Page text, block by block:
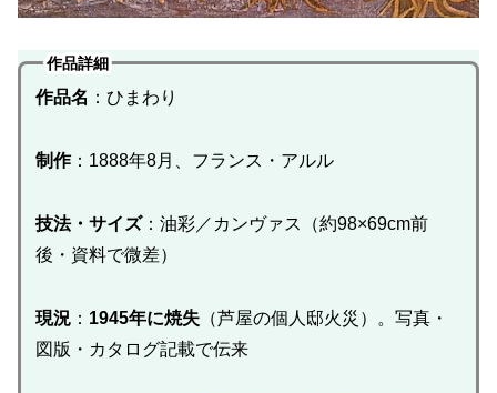
作品詳細
作品名 ：ひまわり
制作：1888年8月、フランス・アルル
技法・サイズ：油彩／カンヴァス（約98×69cm前
後・資料で微差）
現況： 1945年に焼失（芦屋の個人邸火災）。写真・
図版・カタログ記載で伝来